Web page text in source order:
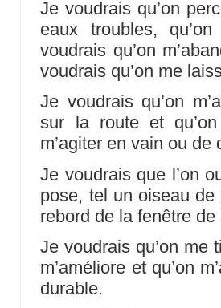
Je voudrais qu’on
eaux troubles,
voudrais qu’on
voudrais qu’on me
Je voudrais qu’on
sur la route et
m’agiter en vain ou de
Je voudrais que l’on
pose, tel un oiseau
rebord de la fenêtre
Je voudrais qu’on me
m’améliore et qu’on
durable.